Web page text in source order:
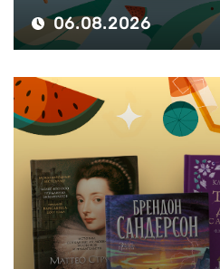
06.08.2026